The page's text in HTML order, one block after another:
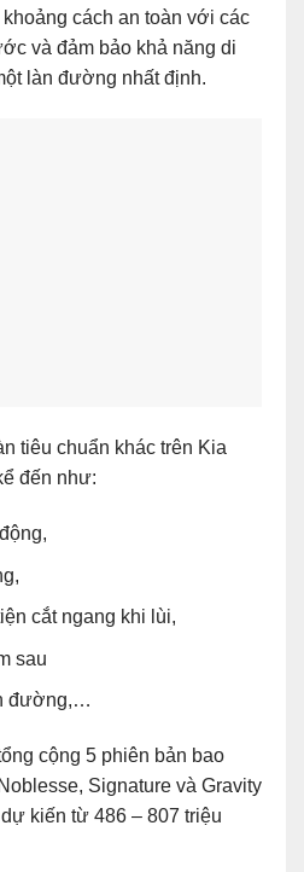
cách an toàn với các
và đảm bảo khả năng di
làn đường nhất định.
tiêu chuẩn khác trên Kia
đến như:
cắt ngang khi lùi,
sau
đường,…
cộng 5 phiên bản bao
Signature và Gravity
kiến từ 486 – 807 triệu